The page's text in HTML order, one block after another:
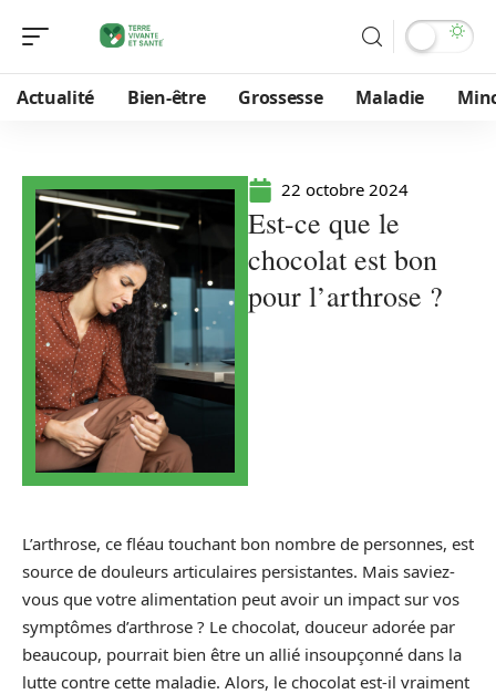
Actualité Bien-être Grossesse Maladie
22 octobre 2024
Est-ce que le
chocolat est bon
pour l’arthrose ?
L’arthrose, ce fléau touchant bon nombre de personnes, est
source de douleurs articulaires persistantes. Mais saviez-
vous que votre alimentation peut avoir un impact sur vos
symptômes d’arthrose ? Le chocolat, douceur adorée par
beaucoup, pourrait bien être un allié insoupçonné dans la
lutte contre cette maladie. Alors, le chocolat est-il vraiment